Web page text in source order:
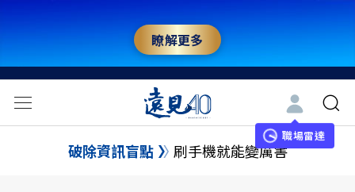
瞭解更多
職場雷達
破除資訊盲點 刷手機就能變厲害